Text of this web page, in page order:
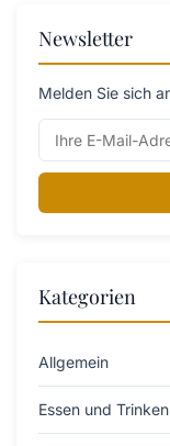
Newsletter
Melden Sie sich
Kategorien
Allgemein
Essen und Trinken